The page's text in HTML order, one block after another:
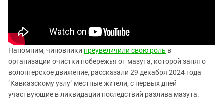
Напомним, чиновники преувеличили свою роль в
организации очистки побережья от мазута, которой занято
волонтерское движение, рассказали 29 декабря 2024 года
"Кавказскому узлу" местные жители, с первых дней
участвующие в ликвидации последствий разлива мазута.